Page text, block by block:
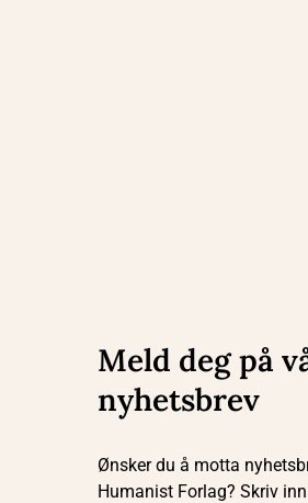
Meld deg på
nyhetsbrev
Ønsker du å motta
Humanist Forlag? Skriv